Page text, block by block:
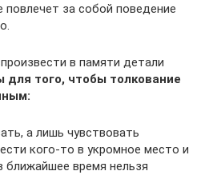
за собой поведение
в памяти детали
для того, чтобы толкование
а лишь чувствовать
кого-то в укромное место и
ближайшее время нельзя